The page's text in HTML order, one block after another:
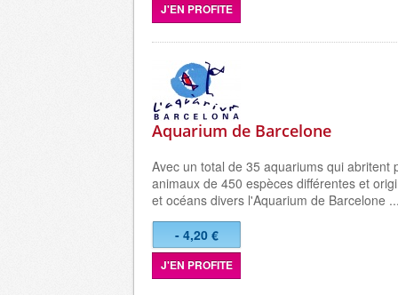
J'EN PROFITE
Aquarium de Barcelone
Avec un total de 35 aquariums qui abritent
animaux de 450 espèces différentes et
et océans divers l'Aquarium de Barcelone
- 4,20 €
J'EN PROFITE